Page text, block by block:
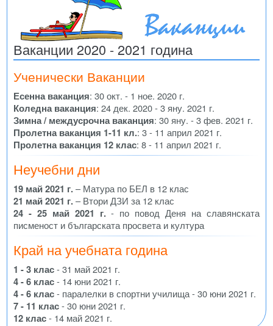
Ваканции 2020 - 2021 година
Ученически Ваканции
Есенна ваканция: 30 окт. - 1 ное. 2020 г.
Коледна ваканция: 24 дек. 2020 - 3 яну. 2021 г.
Зимна / междусрочна ваканция: 30 яну. - 3 фев. 2021 г.
Пролетна ваканция 1-11 кл.: 3 - 11 април 2021 г.
Пролетна ваканция 12 клас: 8 - 11 април 2021 г.
Неучебни дни
19 май 2021 г.– Матура по БЕЛ в 12 клас
21 май 2021 г.– Втори ДЗИ за 12 клас
24 - 25 май 2021 г.- по повод Деня на славянската
писменост и българската просвета и култура
Край на учебната година
1 - 3 клас- 31 май 2021 г.
4 - 6 клас- 14 юни 2021 г.
4 - 6 клас- паралелки в спортни училища - 30 юни 2021 г.
7 - 11 клас- 30 юни 2021 г.
12 клас- 14 май 2021 г.